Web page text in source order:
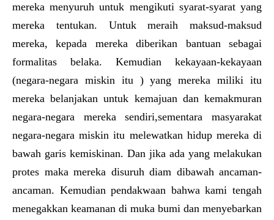
mereka menyuruh untuk mengikuti syarat-syarat yang
mereka tentukan. Untuk meraih maksud-maksud
mereka, kepada mereka diberikan bantuan sebagai
formalitas belaka. Kemudian kekayaan-kekayaan
(negara-negara miskin itu ) yang mereka miliki itu
mereka belanjakan untuk kemajuan dan kemakmuran
negara-negara mereka sendiri,sementara masyarakat
negara-negara miskin itu melewatkan hidup mereka di
bawah garis kemiskinan. Dan jika ada yang melakukan
protes maka mereka disuruh diam dibawah ancaman-
ancaman. Kemudian pendakwaan bahwa kami tengah
menegakkan keamanan di muka bumi dan menyebarkan